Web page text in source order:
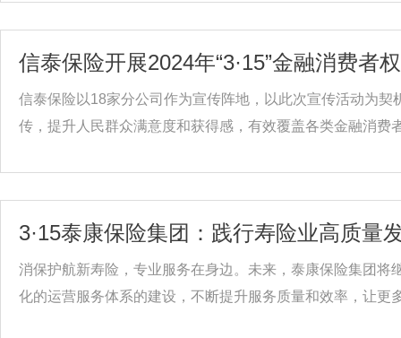
信泰保险开展2024年“3·15”金融消费者
信泰保险以18家分公司作为宣传阵地，以此次宣传活动为
传，提升人民群众满意度和获得感，有效覆盖各类金融消费
3·15泰康保险集团：践行寿险业高质量
消保护航新寿险，专业服务在身边。未来，泰康保险集团
化的运营服务体系的建设，不断提升服务质量和效率，让更